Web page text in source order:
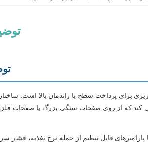
قابل تنظیم از جمله نرخ تغذیه، فشار